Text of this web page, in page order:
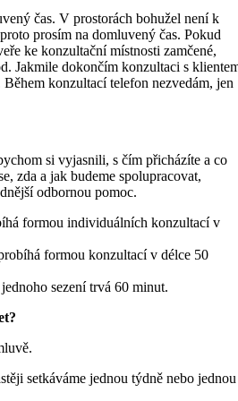
čas. V prostorách bohužel není k
prosím na domluvený čas. Pokud
ke konzultační místnosti zamčené,
Jakmile dokončím konzultaci s
konzultací telefon nezvedám, jen
si vyjasnili, s čím přicházíte a co
zda a jak budeme spolupracovat,
odbornou pomoc.
formou individuálních konzultací v
formou konzultací v délce 50
sezení trvá 60 minut.
setkáváme jednou týdně nebo jednou